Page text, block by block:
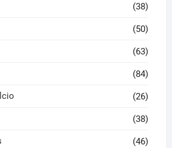
(38)
(50)
(63)
(84)
(26)
(38)
(46)